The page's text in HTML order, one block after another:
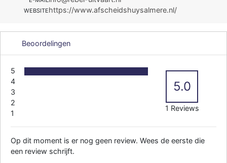
WEBSITEhttps://www.afscheidshuysalmere.nl/
Beoordelingen
5
4
3
2
1
5.0
1 Reviews
Op dit moment is er nog geen review. Wees de eerste die
een review schrijft.